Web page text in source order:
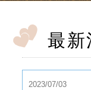
最新
2023/07/03